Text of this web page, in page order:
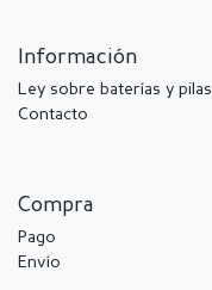
Información
Ley sobre baterías y pilas
Contacto
Compra
Pago
Envío